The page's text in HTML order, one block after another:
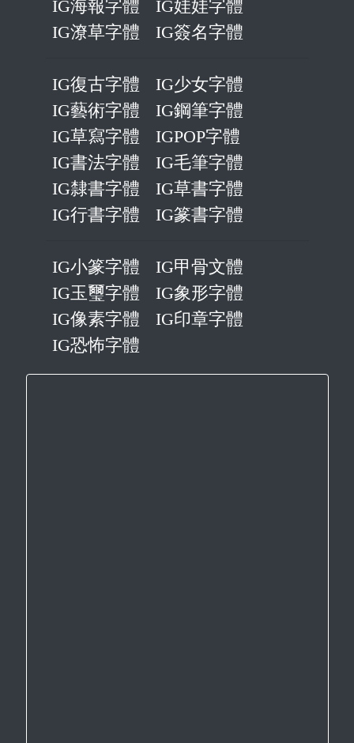
IG海報字體
IG娃娃字體
IG潦草字體
IG簽名字體
IG復古字體
IG少女字體
IG藝術字體
IG鋼筆字體
IG草寫字體
IGPOP字體
IG書法字體
IG毛筆字體
IG隸書字體
IG草書字體
IG行書字體
IG篆書字體
IG小篆字體
IG甲骨文體
IG玉璽字體
IG象形字體
IG像素字體
IG印章字體
IG恐怖字體